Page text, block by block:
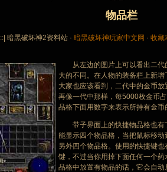
物品栏
暗黑破坏神2资料站 · 暗黑破坏神玩家中文网 · 收藏
从左边的图片上可以看出二代
大的不同。在人物的装备栏上新
大家也应该看到，二代中的金币
再像一代中那样，每5000枚金币
品格下面用数字来表示所持有金币
带子界面上的快捷物品格也有
能显示四个物品格，当把鼠标移
另外四个物品格。使用的快捷键
键，不过当你用掉下面任何一个
品格中放置有物品的话，它会自